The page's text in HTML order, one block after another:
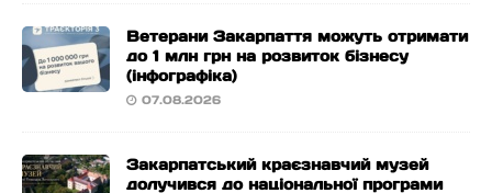
Ветерани Закарпаття можуть отримати
до 1 млн грн на розвиток бізнесу
(інфографіка)
07.08.2026
Закарпатський краєзнавчий музей
долучився до національної програми